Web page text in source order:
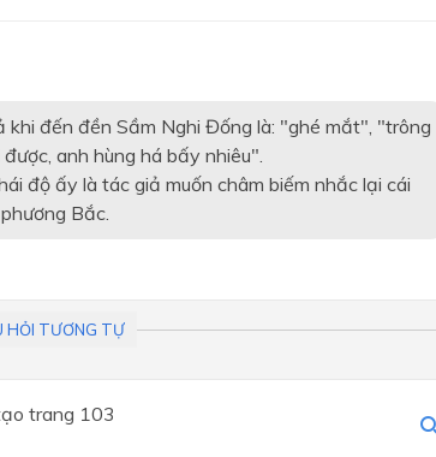
đến đền Sầm Nghi Đống là: "ghé mắt", "trông
anh hùng há bấy nhiêu".
độ ấy là tác giả muốn châm biếm nhắc lại cái
Bắc.
HỎI TƯƠNG TỰ
trang 103